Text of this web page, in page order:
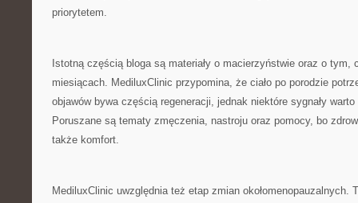
priorytetem.
Istotną częścią bloga są materiały o macierzyństwie oraz o tym,
miesiącach. MediluxClinic przypomina, że ciało po porodzie
objawów bywa częścią regeneracji, jednak niektóre sygnały
Poruszane są tematy zmęczenia, nastroju oraz pomocy, bo
także komfort.
MediluxClinic uwzględnia też etap zmian okołomenopauzalnych.